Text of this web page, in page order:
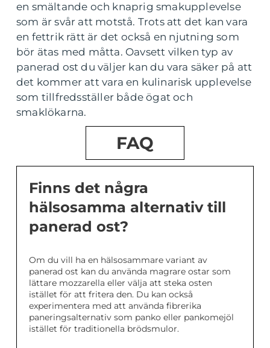
en smältande och knaprig smakupplevelse
som är svår att motstå. Trots att det kan vara
en fettrik rätt är det också en njutning som
bör ätas med måtta. Oavsett vilken typ av
panerad ost du väljer kan du vara säker på att
det kommer att vara en kulinarisk upplevelse
som tillfredsställer både ögat och
smaklökarna.
FAQ
Finns det några
hälsosamma alternativ till
panerad ost?
Om du vill ha en hälsosammare variant av
panerad ost kan du använda magrare ostar som
lättare mozzarella eller välja att steka osten
istället för att fritera den. Du kan också
experimentera med att använda fibrerika
paneringsalternativ som panko eller pankomejöl
istället för traditionella brödsmulor.